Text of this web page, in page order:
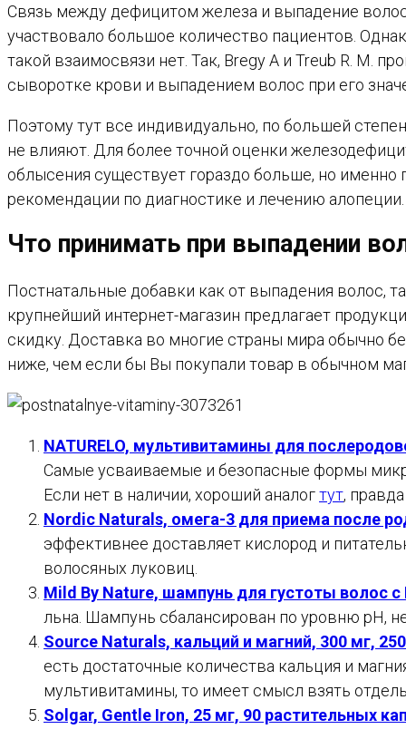
Связь между дефицитом железа и выпадение
участвовало большое количество пациентов.
такой взаимосвязи нет. Так, Bregy A и Treub R. M.
сыворотке крови и выпадением волос при его
Поэтому тут все индивидуально, по большей
не влияют. Для более точной оценки
облысения существует гораздо больше, но
рекомендации по диагностике и лечению алопеции.
Что принимать при выпадении
Постнатальные добавки как от выпадения волос,
крупнейший интернет-магазин предлагает
скидку. Доставка во многие страны мира обычно
ниже, чем если бы Вы покупали товар в обычном
NATURELO, мультивитамины для
Самые усваиваемые и безопасные формы
Если нет в наличии, хороший аналогтут,
Nordic Naturals, омега-3 для приема после
эффективнее доставляет кислород и
волосяных луковиц.
Mild By Nature, шампунь для густоты волос
льна. Шампунь сбалансирован по уровню pH,
Source Naturals, кальций и магний, 300 мг,
есть достаточные количества кальция и
мультивитамины, то имеет смысл взять
Solgar, Gentle Iron, 25 мг, 90 растительных